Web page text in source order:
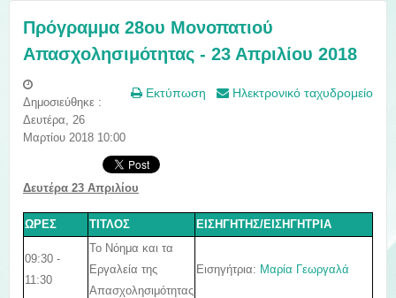
Πρόγραμμα 28ου Μονοπατιού
Απασχολησιμότητας - 23 Απριλίου 2018
Εκτύπωση Ηλεκτρονικό ταχυδρομείο
Δημοσιεύθηκε :
Δευτέρα, 26
Μαρτίου 2018 10:00
Δευτέρα 23 Απριλίου
ΩΡΕΣ ΤΙΤΛΟΣ ΕΙΣΗΓΗΤΗΣ/ΕΙΣΗΓΗΤΡΙΑ
09:30 -
11:30
Το Νόημα και τα
Εργαλεία της
Απασχολησιμότητας
Εισηγήτρια: Μαρία Γεωργαλά